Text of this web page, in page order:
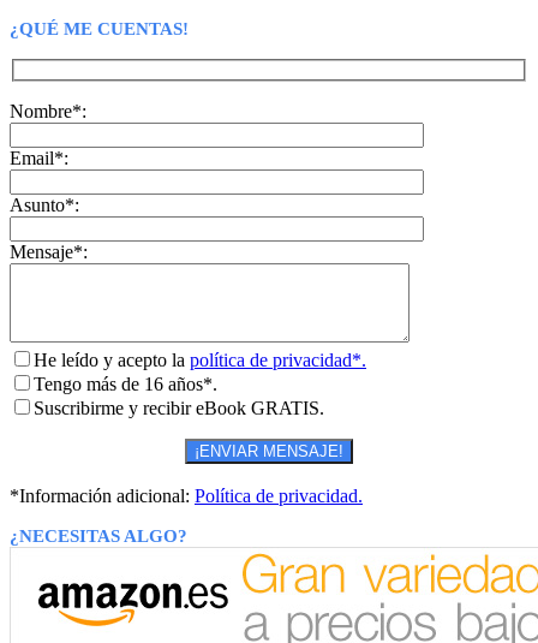
¿QUÉ ME CUENTAS!
Nombre*:
Email*:
Asunto*:
Mensaje*:
He leído y acepto la política de privacidad*.
Tengo más de 16 años*.
Suscribirme y recibir eBook GRATIS.
*Información adicional: Política de privacidad.
¿NECESITAS ALGO?